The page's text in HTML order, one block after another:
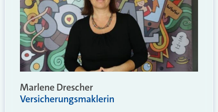
Marlene Drescher
Versicherungsmaklerin